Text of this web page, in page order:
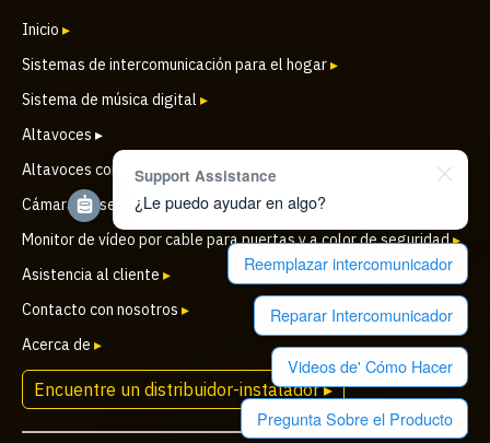
Inicio ▸
Sistemas de intercomunicación para el hogar▸
Sistema de música digital ▸
Altavoces ▸
Altavoces comerciales▸
Cámara de seguridad IP inalámbrica para puertas
Monitor de vídeo por cable para puertas y a color de seguridad▸
Asistencia al cliente ▸
Contacto con nosotros ▸
Acerca de ▸
Encuentre un distribuidor-instalador ▸
Support Assistance
¿Le puedo ayudar en algo?
Reemplazar intercomunicador
Reparar Intercomunicador
Videos de' Cómo Hacer
Pregunta Sobre el Producto